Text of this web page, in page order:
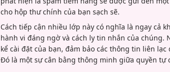
cho hộp thư chính của bạn sạch sẽ.
Cách tiếp cận nhiều lớp này có nghĩa là ngay cả
hành vi đáng ngờ và cách ly tin nhắn của
kể cài đặt của bạn, đảm bảo các thông tin liên
Đó là một sự cân bằng thông minh giữa quyền